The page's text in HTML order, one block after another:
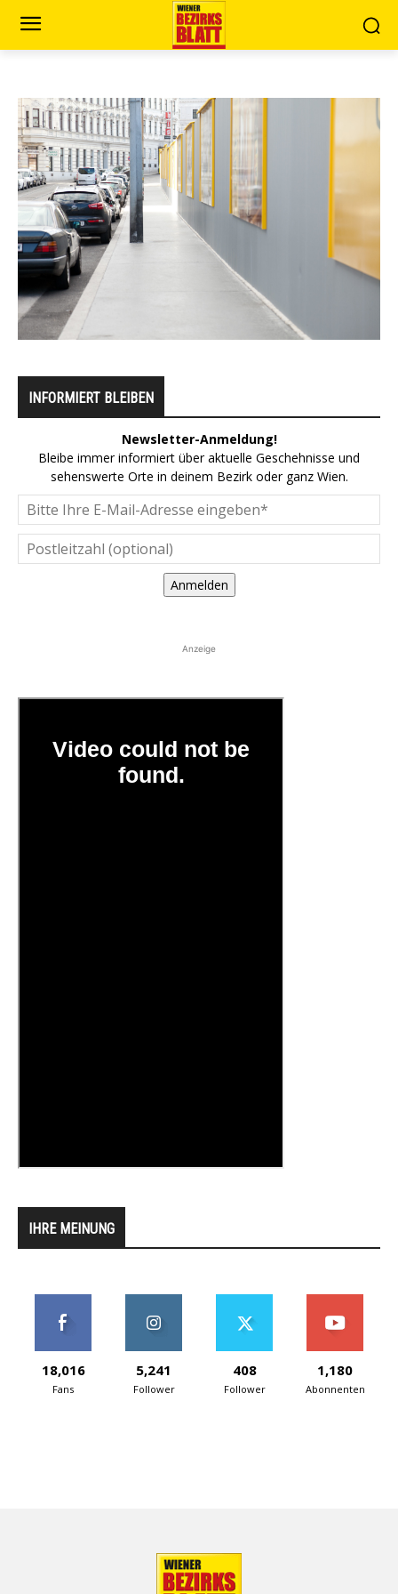
INFORMIERT BLEIBEN
Newsletter-Anmeldung!
Bleibe immer informiert über aktuelle Geschehnisse und
sehenswerte Orte in deinem Bezirk oder ganz Wien.
Anmelden
Anzeige
IHRE MEINUNG
18,016
Fans
5,241
Follower
408
Follower
1,180
Abonnenten